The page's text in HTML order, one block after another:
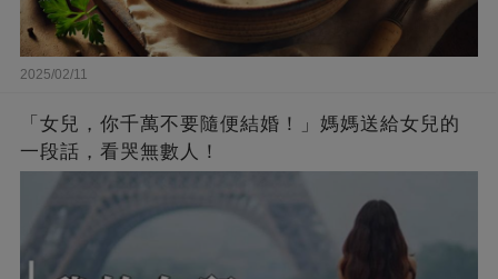
2025/02/11
「女兒，你千萬不要隨便結婚！」媽媽送給女兒的
一段話，看哭無數人！